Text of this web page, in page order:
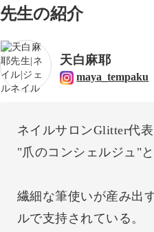
先生の紹介
天白麻耶
maya_tempaku
ネイルサロンGlitter代表
"爪のコンシェルジュ"
繊細な筆使いが産み出
ルで支持されている。